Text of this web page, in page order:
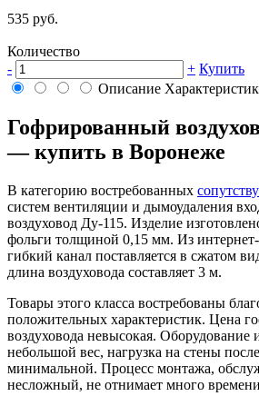
535 руб.
Количество
-
+ Купить
Описание
Гофрированный
— купить в Воронеже
В категорию востребованных
систем вентиляции и дымоудаления
воздуховод Ду-115. Изделие
фольги толщиной 0,15 мм. Из
гибкий канал поставляется в сжатом
длина воздуховода составляет 3 м.
Товары этого класса востребованы
положительных характеристик. Цена
воздуховода невысокая. Оборудование
небольшой вес, нагрузка на стены
минимальной. Процесс монтажа,
несложный, не отнимает много